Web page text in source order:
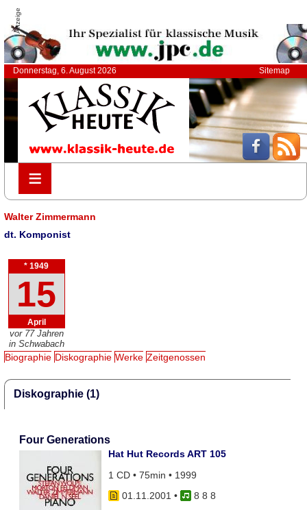
Anzeige
Donnerstag, 6. August 2026 Sitemap
≡
≡
Walter Zimmermann
dt. Komponist
* 1949
15
April
vor 77 Jahren
in Schwabach
Biographie Diskographie Werke Zeitgenossen
Diskographie (1)
Four Generations
Hat Hut Records ART 105
1 CD • 75min • 1999
01.11.2001 •
8 8 8